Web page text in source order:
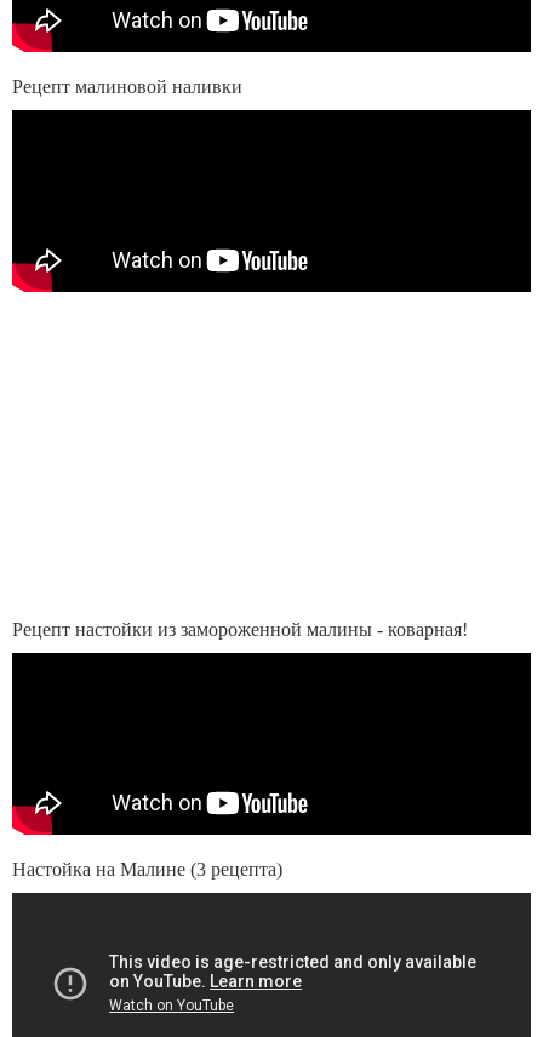
Рецепт малиновой наливки
Рецепт настойки из замороженной малины - коварная!
Настойка на Малине (3 рецепта)